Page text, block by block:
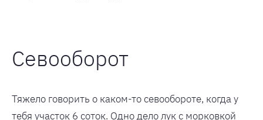
Севооборот
Тяжело говорить о каком-то севообороте, когда у
тебя участок 6 соток. Одно дело лук с морковкой